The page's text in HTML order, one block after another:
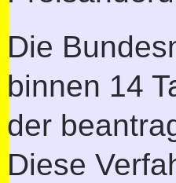
Die
binnen 14
der
Diese